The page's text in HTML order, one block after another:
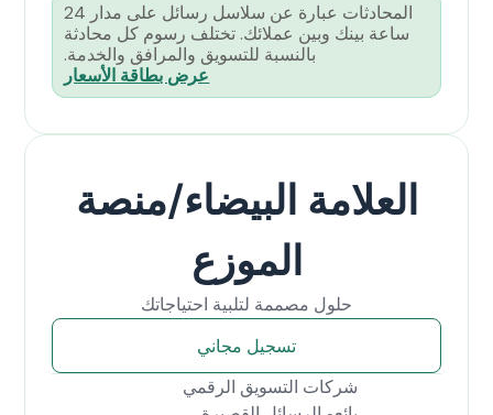
المحادثات عبارة عن سلاسل رسائل على مدار 24
ساعة بينك وبين عملائك. تختلف رسوم كل محادثة
بالنسبة للتسويق والمرافق والخدمة.
عرض بطاقة الأسعار
العلامة البيضاء/منصة
الموزع
حلول مصممة لتلبية احتياجاتك
تسجيل مجاني
شركات التسويق الرقمي